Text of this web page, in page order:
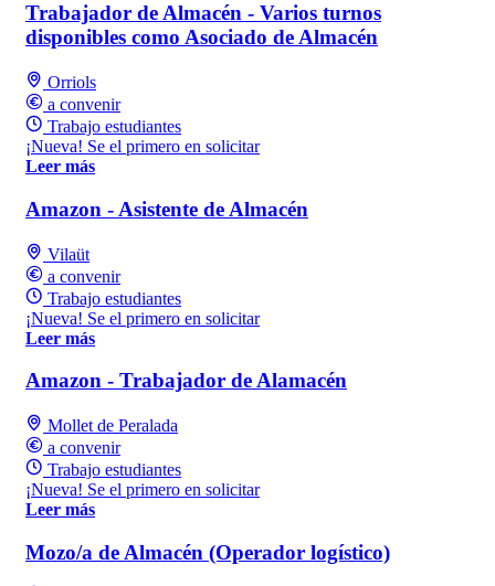
Trabajador de Almacén - Varios turnos
disponibles como Asociado de Almacén
Orriols
a convenir
Trabajo estudiantes
¡Nueva! Se el primero en solicitar
Leer más
Amazon - Asistente de Almacén
Vilaüt
a convenir
Trabajo estudiantes
¡Nueva! Se el primero en solicitar
Leer más
Amazon - Trabajador de Alamacén
Mollet de Peralada
a convenir
Trabajo estudiantes
¡Nueva! Se el primero en solicitar
Leer más
Mozo/a de Almacén (Operador logístico)